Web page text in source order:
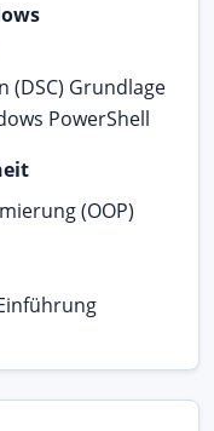
(DSC) Grundlage
PowerShell
(OOP)